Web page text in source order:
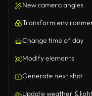
New camera angles
Transform
Change time of day
Modify elements
Generate next shot
Update weather &